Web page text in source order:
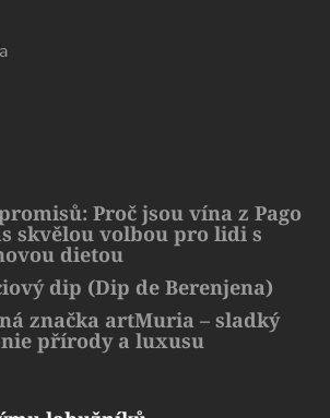
Proč jsou vína z Pago
skvělou volbou pro lidi s
dietou
dip (Dip de Berenjena)
značka artMuria – sladký
přírody a luxusu